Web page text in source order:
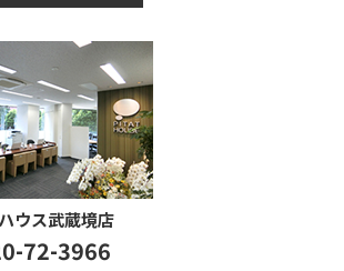
ウス武蔵境店
72-3966